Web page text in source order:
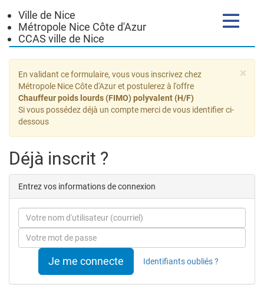
Toggle
Ville de Nice
Métropole Nice Côte d'Azur
CCAS ville de Nice
Formulaire
de
candidature
×
En validant ce formulaire, vous vous inscrivez chez
Métropole Nice Côte d'Azur et postulerez à l'offre
Chauffeur poids lourds (FIMO) polyvalent (H/F)
Si vous possédez déjà un compte merci de vous identifier ci-
dessous
Déjà inscrit ?
Entrez vos informations de connexion
Courriel
Mot
de
Je me connecte Identifiants oubliés ?